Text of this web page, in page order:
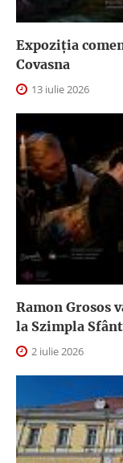
Expoziția
Covasna
13 iulie 2026
Ramon Grosos
la Szimpla
2 iulie 2026